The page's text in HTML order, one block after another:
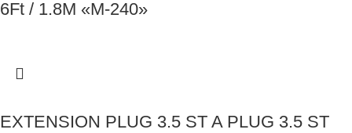
6Ft / 1.8M «M-240»
EXTENSION PLUG 3.5 ST A PLUG 3.5 ST